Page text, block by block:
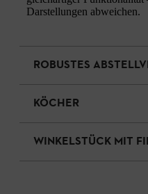
Darstellungen abweichen.
ROBUSTES
KÖCHER
WINKELSTÜCK MIT